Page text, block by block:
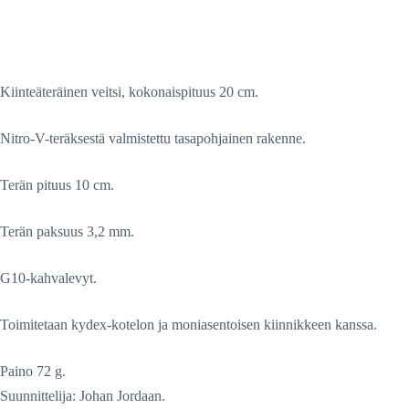
Kiinteäteräinen veitsi, kokonaispituus 20 cm.
Nitro-V-teräksestä valmistettu tasapohjainen rakenne.
Terän pituus 10 cm.
Terän paksuus 3,2 mm.
G10-kahvalevyt.
Toimitetaan kydex-kotelon ja moniasentoisen kiinnikkeen kanssa.
Paino 72 g.
Suunnittelija: Johan Jordaan.